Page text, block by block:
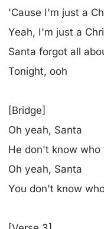
'Cause I'm just a
Yeah, I'm just a
Santa forgot all
Tonight, ooh
[Bridge]
Oh yeah, Santa
He don't know who
Oh yeah, Santa
You don't know